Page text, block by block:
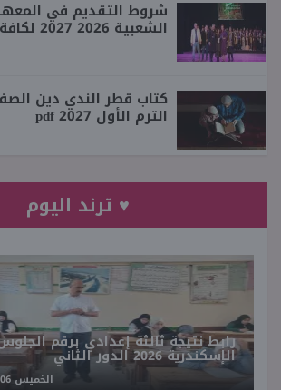
شروط التقديم في
الشعبية 2026 2027 لكافة الأقسام
كتاب قطر الندي دين
الترم الأول 2027 pdf
♥ ترند اليوم
رابط نتيجة ثالثة إعدادي برقم
الإسكندرية 2026 الدور الثاني
الخميس 06-08-2026 04:06 مـ